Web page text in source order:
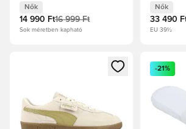
Nők
14 990 Ft16 999 Ft
Sok méretben kapható
Plum Női
Nők
33 490
EU 39½
Megnyit egy modált a Megnyit
-21%